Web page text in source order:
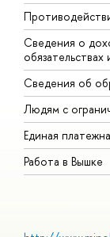
Сведения о
Сведения об
Людям с
Единая
Работа в Вышке